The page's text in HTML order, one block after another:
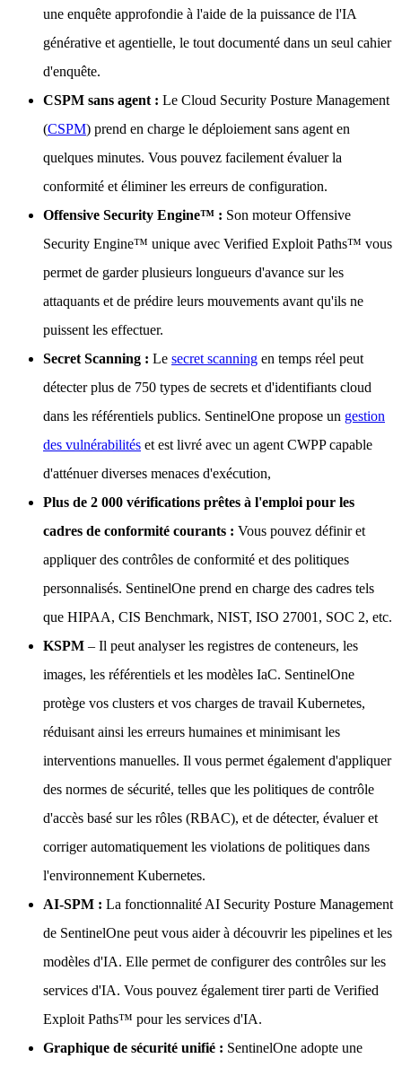
une enquête approfondie à l'aide de la puissance de l'IA
générative et agentielle, le tout documenté dans un seul cahier
d'enquête.
CSPM sans agent : Le Cloud Security Posture Management
(CSPM) prend en charge le déploiement sans agent en
quelques minutes. Vous pouvez facilement évaluer la
conformité et éliminer les erreurs de configuration.
Offensive Security Engine™ : Son moteur Offensive
Security Engine™ unique avec Verified Exploit Paths™ vous
permet de garder plusieurs longueurs d'avance sur les
attaquants et de prédire leurs mouvements avant qu'ils ne
puissent les effectuer.
Secret Scanning : Le secret scanning en temps réel peut
détecter plus de 750 types de secrets et d'identifiants cloud
dans les référentiels publics. SentinelOne propose un gestion
des vulnérabilités et est livré avec un agent CWPP capable
d'atténuer diverses menaces d'exécution,
Plus de 2 000 vérifications prêtes à l'emploi pour les
cadres de conformité courants : Vous pouvez définir et
appliquer des contrôles de conformité et des politiques
personnalisés. SentinelOne prend en charge des cadres tels
que HIPAA, CIS Benchmark, NIST, ISO 27001, SOC 2, etc.
KSPM – Il peut analyser les registres de conteneurs, les
images, les référentiels et les modèles IaC. SentinelOne
protège vos clusters et vos charges de travail Kubernetes,
réduisant ainsi les erreurs humaines et minimisant les
interventions manuelles. Il vous permet également d'appliquer
des normes de sécurité, telles que les politiques de contrôle
d'accès basé sur les rôles (RBAC), et de détecter, évaluer et
corriger automatiquement les violations de politiques dans
l'environnement Kubernetes.
AI-SPM : La fonctionnalité AI Security Posture Management
de SentinelOne peut vous aider à découvrir les pipelines et les
modèles d'IA. Elle permet de configurer des contrôles sur les
services d'IA. Vous pouvez également tirer parti de Verified
Exploit Paths™ pour les services d'IA.
Graphique de sécurité unifié : SentinelOne adopte une